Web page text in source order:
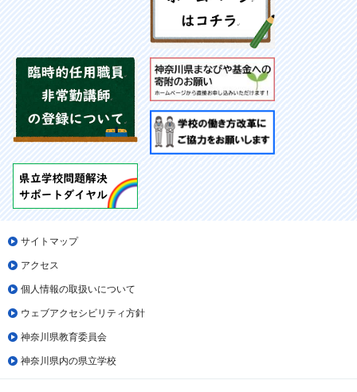
サイトマップ
アクセス
個人情報の取扱いについて
ウェブアクセシビリティ方針
神奈川県教育委員会
神奈川県内の県立学校